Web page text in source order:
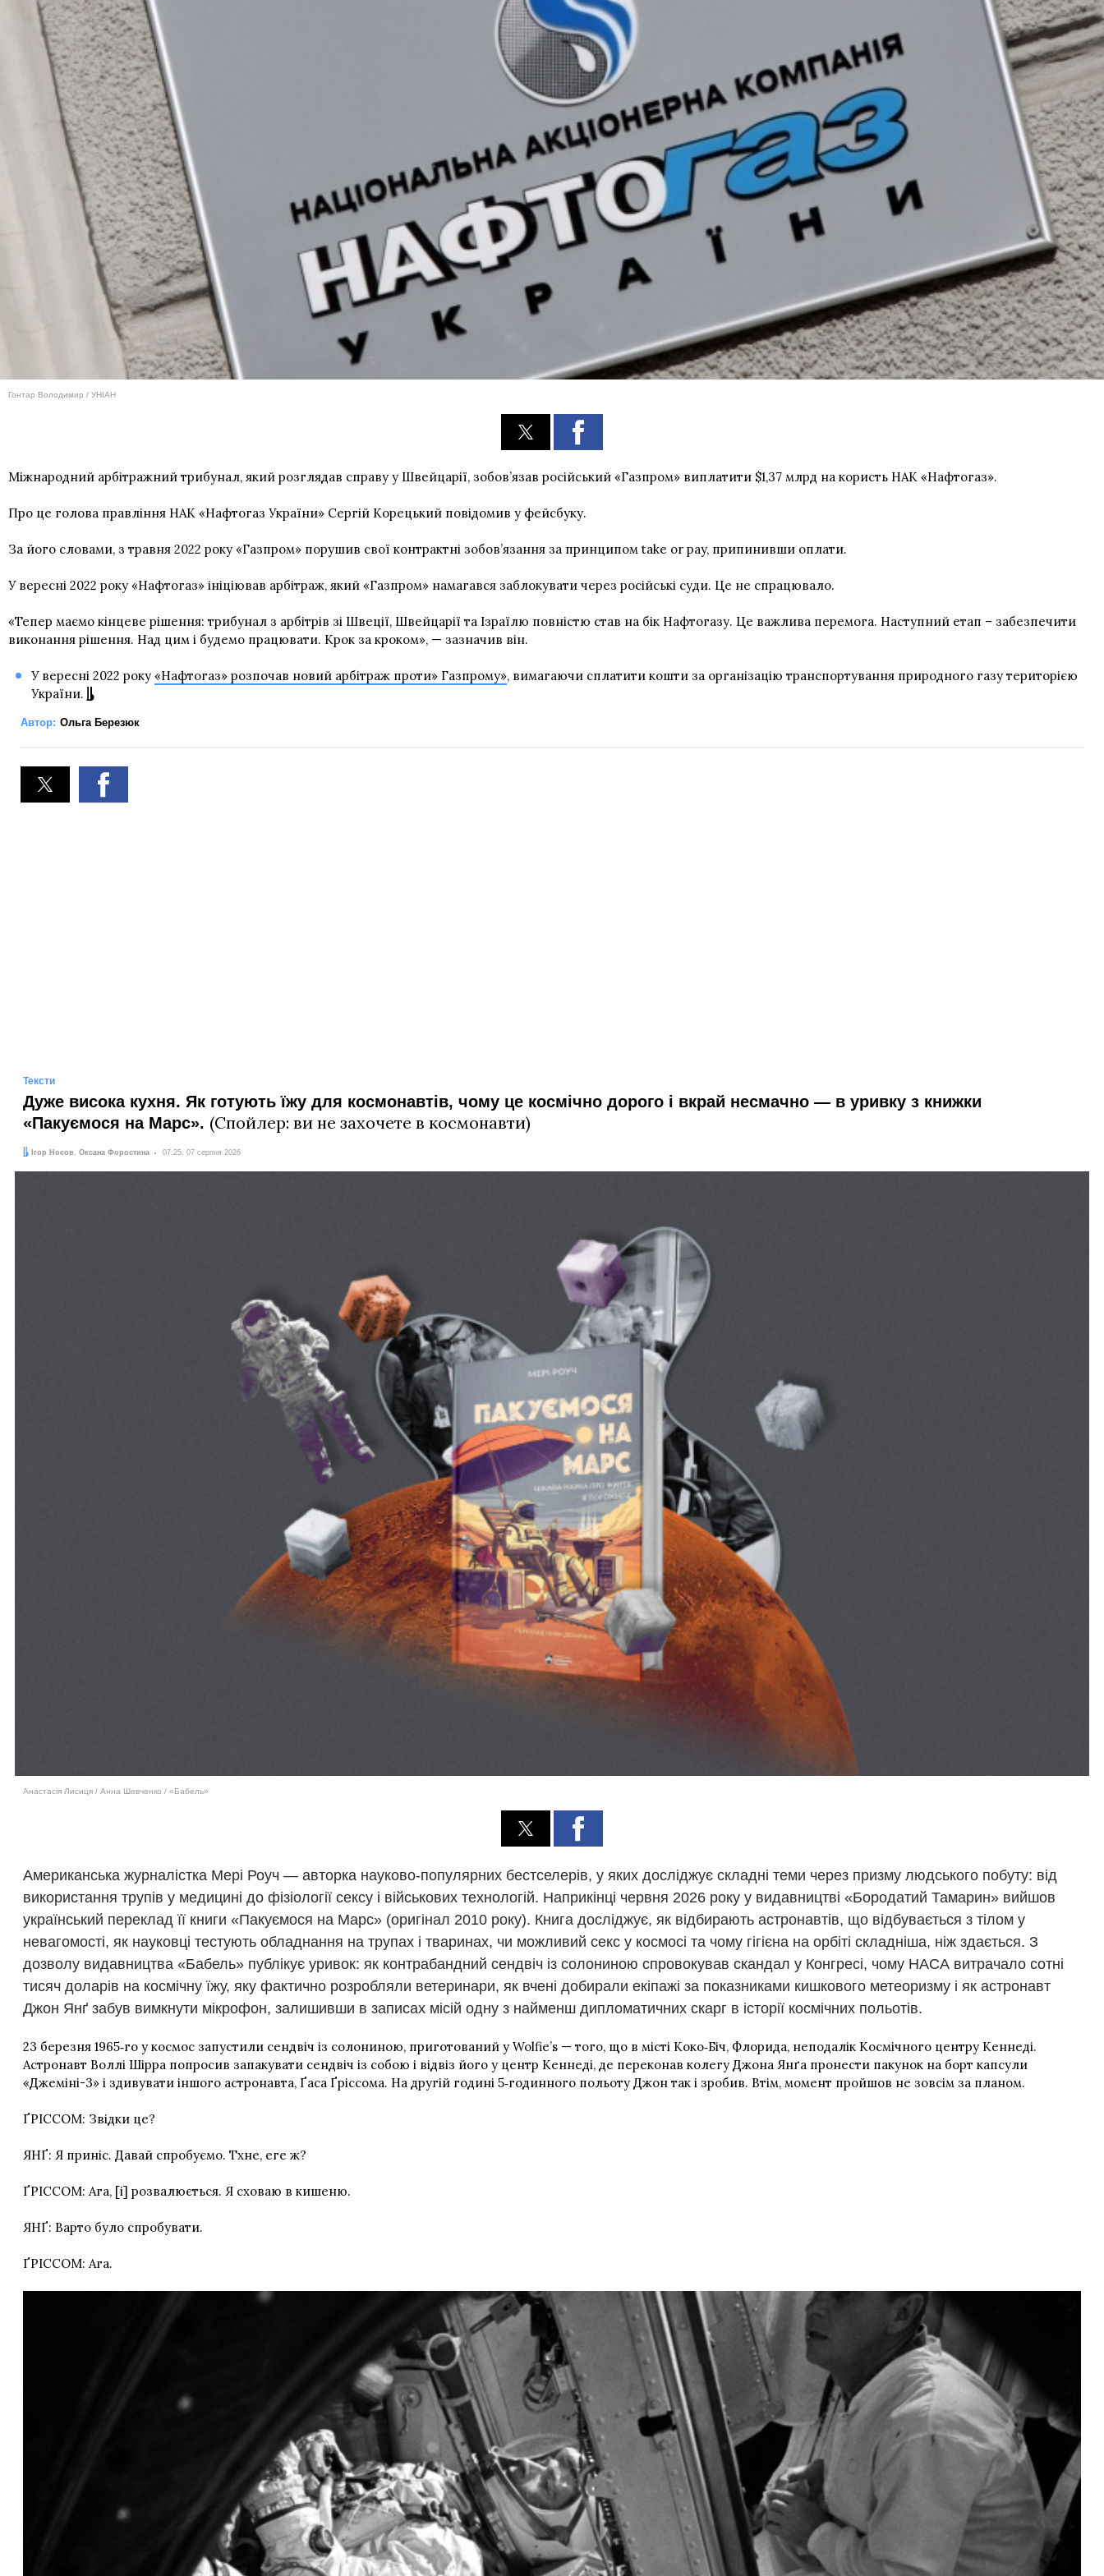
Гонтар Володимир / УНІАН
Міжнародний арбітражний трибунал, який розглядав справу у Швейцарії, зобов’язав російський «Газпром» виплатити $1,37 млрд на користь НАК «Нафтогаз».
Про це голова правління НАК «Нафтогаз України» Сергій Корецький повідомив у фейсбуку.
За його словами, з травня 2022 року «Газпром» порушив свої контрактні зобов’язання за принципом take or pay, припинивши оплати.
У вересні 2022 року «Нафтогаз» ініціював арбітраж, який «Газпром» намагався заблокувати через російські суди. Це не спрацювало.
«Тепер маємо кінцеве рішення: трибунал з арбітрів зі Швеції, Швейцарії та Ізраїлю повністю став на бік Нафтогазу. Це важлива перемога. Наступний етап – забезпечити
виконання рішення. Над цим і будемо працювати. Крок за кроком», — зазначив він.
У вересні 2022 року «Нафтогаз» розпочав новий арбітраж проти» Газпрому», вимагаючи сплатити кошти за організацію транспортування природного газу територією
України.
Автор: Ольга Березюк